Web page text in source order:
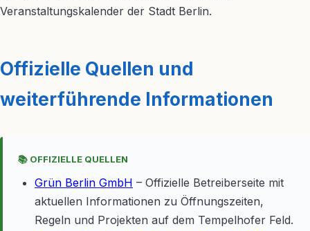
Veranstaltungskalender der Stadt Berlin.
Offizielle Quellen und
weiterführende Informationen
📚 OFFIZIELLE QUELLEN
Grün Berlin GmbH – Offizielle Betreiberseite mit
aktuellen Informationen zu Öffnungszeiten,
Regeln und Projekten auf dem Tempelhofer Feld.